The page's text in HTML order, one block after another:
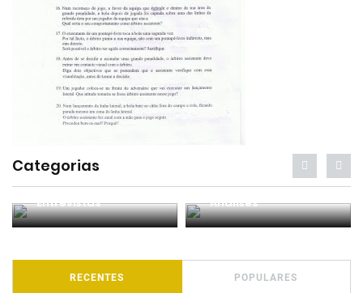
Categorias
Entrevistas Análises
RECENTES POPULARES